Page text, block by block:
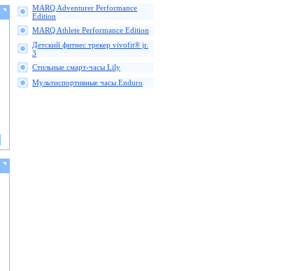
MARQ Adventurer Performance
Edition
MARQ Athlete Performance Edition
Детский фитнес трекер vivofit® jr.
3
Стильные смарт-часы Lily
Мультиспортивные часы Enduro